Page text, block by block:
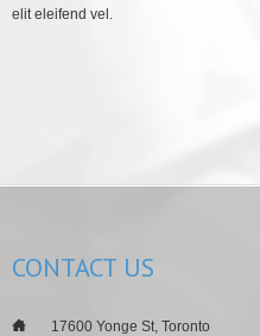
elit eleifend vel.
CONTACT US
17600 Yonge St, Toronto